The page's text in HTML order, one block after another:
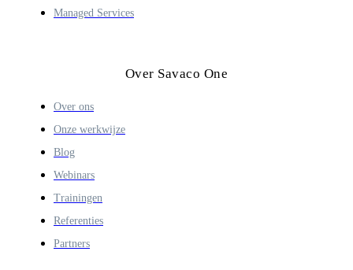
Managed Services
Over Savaco One
Over ons
Onze werkwijze
Blog
Webinars
Trainingen
Referenties
Partners